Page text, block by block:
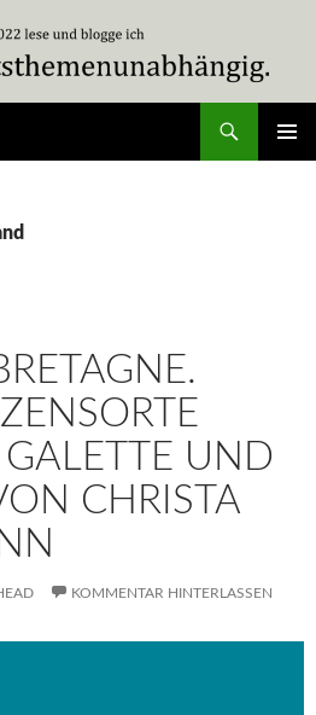
UND
CHRISTA
KOMMENTAR HINTERLASSEN